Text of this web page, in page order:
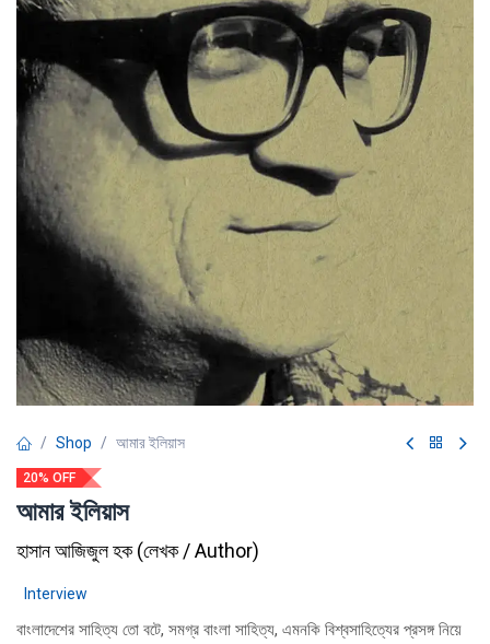
Shop আমার ইলিয়াস
20% OFF
আমার ইলিয়াস
হাসান আজিজুল হক(লেখক / Author)
Interview
বাংলাদেশের সাহিত্য তাে বটে, সমগ্র বাংলা সাহিত্য, এমনকি বিশ্বসাহিত্যের প্রসঙ্গ নিয়ে